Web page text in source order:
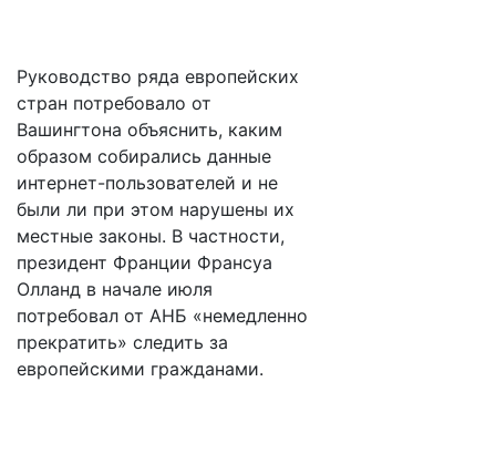
Руководство ряда европейских
стран потребовало от
Вашингтона объяснить, каким
образом собирались данные
интернет-пользователей и не
были ли при этом нарушены их
местные законы. В частности,
президент Франции Франсуа
Олланд в начале июля
потребовал от АНБ «немедленно
прекратить» следить за
европейскими гражданами.